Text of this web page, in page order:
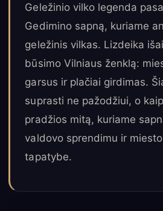
Geležinio vilko legenda
Gedimino sapną, kuriame
geležinis vilkas. Lizdeika
būsimo Vilniaus ženklą:
garsus ir plačiai girdimas.
suprasti ne pažodžiui, o
pradžios mitą, kuriame
valdovo sprendimu ir
tapatybe.